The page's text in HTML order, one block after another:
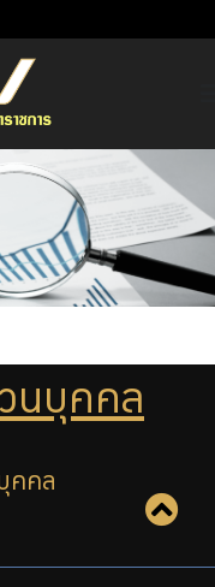
นบุคคล
คคล